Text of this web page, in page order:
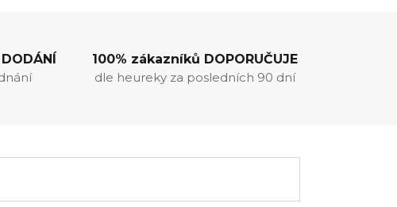
100% zákazníků DOPORUČUJE
dle heureky za posledních 90 dní